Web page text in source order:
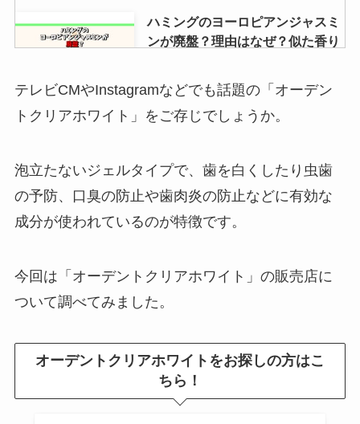
ハミングのヨーロピアンジャスミ
ンが廃盤？理由はなぜ？似た香り
みそきんコンビニで売ってる場所
る店舗調査
クルトガダイブを売ってる場所は
は？製造中止？似たような商品は
ある？取扱店は？
テレビCMやInstagramなどでも話題の「オーデン
トクリアホワイト」をご存じでしょうか。
泡立たないジェルタイプで、歯を白くしたり虫歯
の予防、口臭の防止や歯肉炎の防止などに有効な
成分が使われているのが特徴です。
今回は「オーデントクリアホワイト」の販売店に
ついて調べてみました。
オーデントクリアホワイトをお探しの方はこ
ちら！